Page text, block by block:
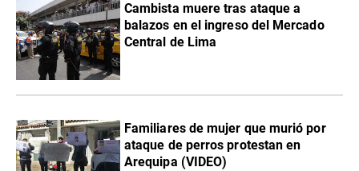
Cambista muere tras ataque a
balazos en el ingreso del Mercado
Central de Lima
Familiares de mujer que murió por
ataque de perros protestan en
Arequipa (VIDEO)